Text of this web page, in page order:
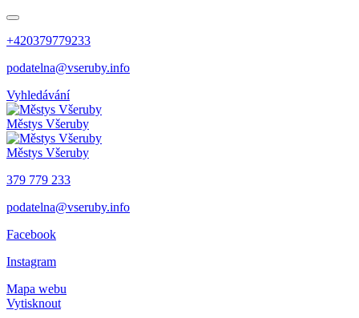
+420379779233
podatelna@vseruby.info
Vyhledávání
Městys Všeruby
Městys Všeruby
379 779 233
podatelna@vseruby.info
Facebook
Instagram
Mapa webu
Vytisknout